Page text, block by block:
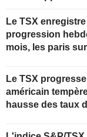
Le TSX
progression
mois, les paris
Le TSX
américain
hausse des taux